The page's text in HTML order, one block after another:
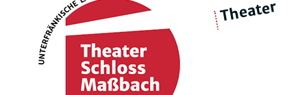
Theater